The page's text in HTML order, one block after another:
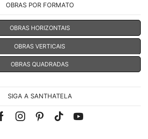
OBRAS POR FORMATO
OBRAS HORIZONTAIS
OBRAS VERTICAIS
OBRAS QUADRADAS
SIGA A SANTHATELA
Facebook
Instagram
Pinterest
Tik-Youtube